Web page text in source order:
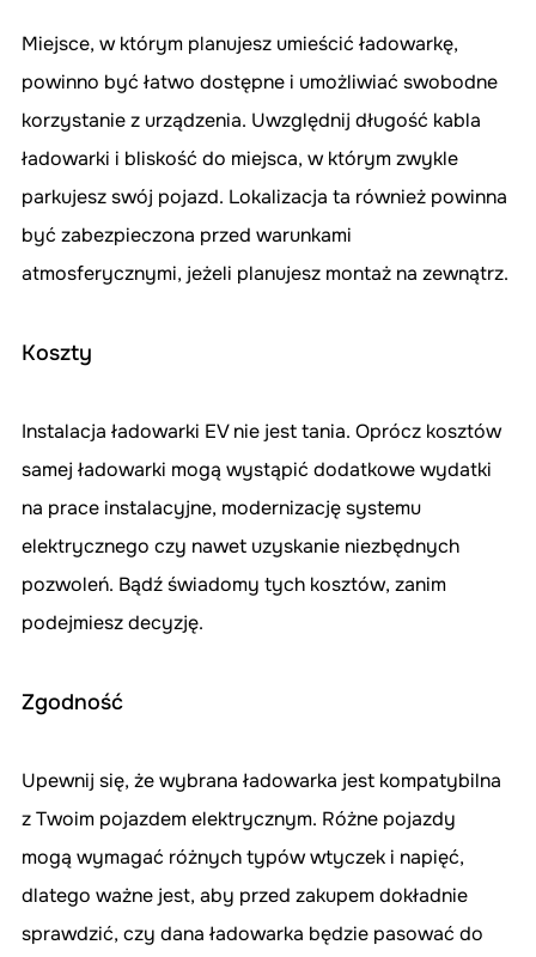
Miejsce, w którym planujesz umieścić ładowarkę,
powinno być łatwo dostępne i umożliwiać swobodne
korzystanie z urządzenia. Uwzględnij długość kabla
ładowarki i bliskość do miejsca, w którym zwykle
parkujesz swój pojazd. Lokalizacja ta również powinna
być zabezpieczona przed warunkami
atmosferycznymi, jeżeli planujesz montaż na zewnątrz.
Koszty
Instalacja ładowarki EV nie jest tania. Oprócz kosztów
samej ładowarki mogą wystąpić dodatkowe wydatki
na prace instalacyjne, modernizację systemu
elektrycznego czy nawet uzyskanie niezbędnych
pozwoleń. Bądź świadomy tych kosztów, zanim
podejmiesz decyzję.
Zgodność
Upewnij się, że wybrana ładowarka jest kompatybilna
z Twoim pojazdem elektrycznym. Różne pojazdy
mogą wymagać różnych typów wtyczek i napięć,
dlatego ważne jest, aby przed zakupem dokładnie
sprawdzić, czy dana ładowarka będzie pasować do